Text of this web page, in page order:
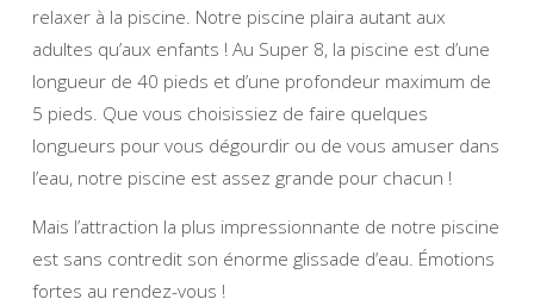
relaxer à la piscine. Notre piscine plaira autant aux
adultes qu’aux enfants ! Au Super 8, la piscine est d’une
longueur de 40 pieds et d’une profondeur maximum de
5 pieds. Que vous choisissiez de faire quelques
longueurs pour vous dégourdir ou de vous amuser dans
l’eau, notre piscine est assez grande pour chacun !
Mais l’attraction la plus impressionnante de notre piscine
est sans contredit son énorme glissade d’eau. Émotions
fortes au rendez-vous !